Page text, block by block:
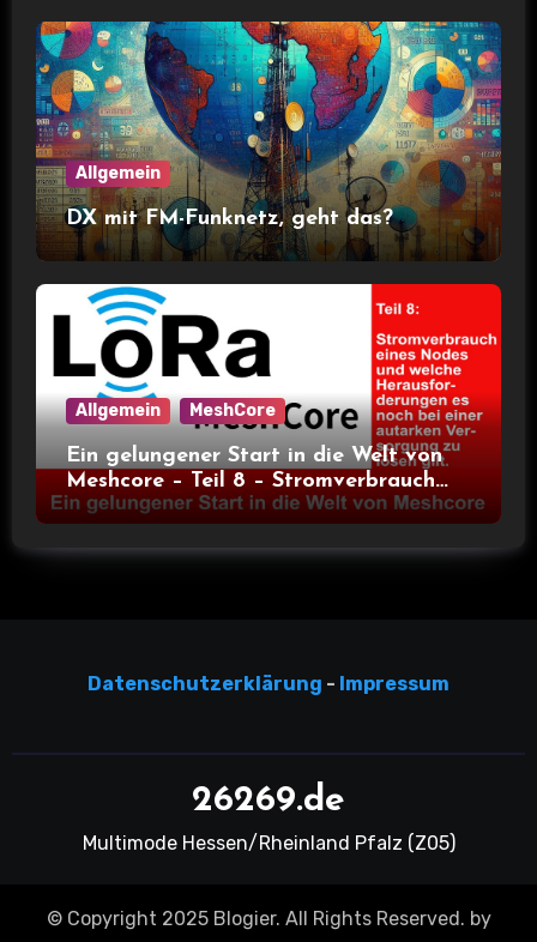
Allgemein
DX mit FM-Funknetz, geht das?
Allgemein MeshCore
Ein gelungener Start in die Welt von
Meshcore – Teil 8 – Stromverbrauch
bei verschiedenen Nodes
Datenschutzerklärung - Impressum
26269.de
Multimode Hessen/Rheinland Pfalz (Z05)
© Copyright 2025 Blogier. All Rights Reserved. by